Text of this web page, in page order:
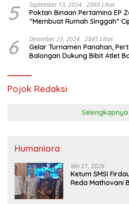
5 September 13, 2024 2860 Lihat
Poktan Binaan Pertamina EP
“Membuat Rumah Singgah”
6 Desember 23, 2024 2845 Lihat
Gelar Turnamen Panahan,
Balongan Dukung Bibit Atlet
Pojok Redaksi
Selengkapnya
Humaniora
Mei 21, 2026
Ketum SMSI
Reda Mathovani